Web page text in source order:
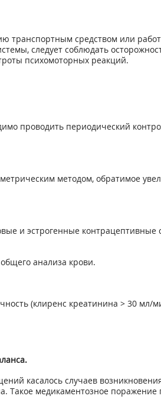
транспортным средством или
следует соблюдать
психомоторных реакций.
проводить периодический
методом, обратимое
и эстрогенные контрацептивные
анализа крови.
(клиренс креатинина > 30 мл/
касалось случаев
Такое медикаментозное поражение